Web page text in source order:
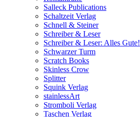
Salleck Publications
Schaltzeit Verlag
Schnell & Steiner
Schreiber & Leser
Schreiber & Leser: Alles Gute!
Schwarzer Turm
Scratch Books
Skinless Crow
Splitter
Squink Verlag
stainlessArt
Stromboli Verlag
Taschen Verlag